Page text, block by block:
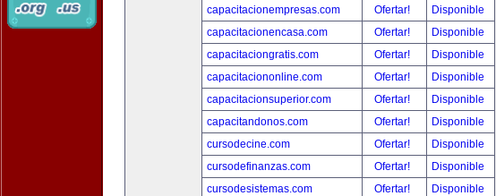
capacitacionempresas.com
Ofertar!
Disponible
capacitacionencasa.com
Ofertar!
Disponible
capacitaciongratis.com
Ofertar!
Disponible
capacitaciononline.com
Ofertar!
Disponible
capacitacionsuperior.com
Ofertar!
Disponible
capacitandonos.com
Ofertar!
Disponible
cursodecine.com
Ofertar!
Disponible
cursodefinanzas.com
Ofertar!
Disponible
cursodesistemas.com
Ofertar!
Disponible